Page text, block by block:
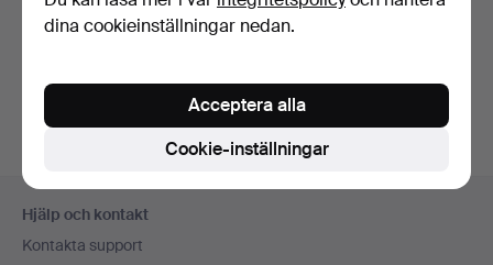
Bevaka sökning
Sidfotsnavigation
Hjälp och kontakt
Kontakta support
dina cookieinställningar nedan.
Cookie-inställningar
Acceptera alla